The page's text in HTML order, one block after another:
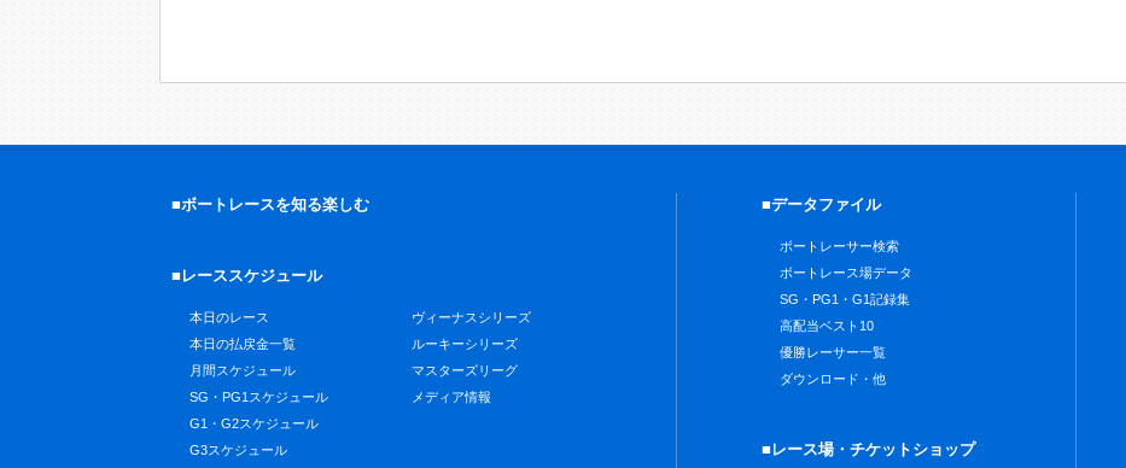
■ボートレースを知る楽しむ
■レーススケジュール
本日のレース
本日の払戻金一覧
月間スケジュール
SG・PG1スケジュール
G1・G2スケジュール
G3スケジュール
ヴィーナスシリーズ
ルーキーシリーズ
マスターズリーグ
メディア情報
■データファイル
ボートレーサー検索
ボートレース場データ
SG・PG1・G1記録集
高配当ベスト10
優勝レーサー一覧
ダウンロード・他
■レース場・チケットショップ